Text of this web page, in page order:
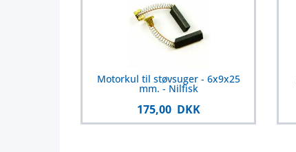
Motorkul til støvsuger - 6x9x25
mm. - Nilfisk
175,00 DKK